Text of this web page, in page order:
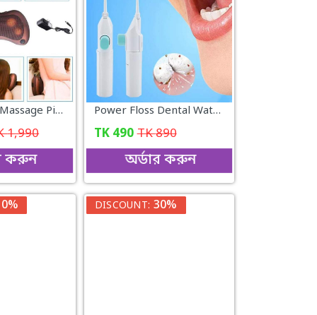
Car & Home Massage Pillow
1,990
করুন
Power Floss Dental Water Jet Tooth Pick Dental Cleaning Whitening Cleaner
TK 490 TK890
অর্ডার করুন
DISCOUNT: 30%